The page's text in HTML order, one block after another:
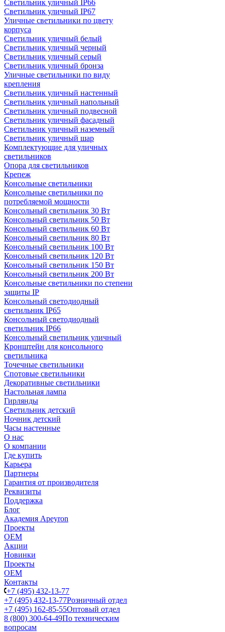
Светильник уличный IP66
Светильник уличный IP67
Уличные светильники по цвету
корпуса
Светильник уличный белый
Светильник уличный черный
Светильник уличный серый
Светильник уличный бронза
Уличные светильники по виду
крепления
Светильник уличный настенный
Светильник уличный напольный
Светильник уличный подвесной
Светильник уличный фасадный
Светильник уличный наземный
Cветильник уличный шар
Комплектующие для уличных
светильников
Опора для светильников
Крепеж
Консольные светильники
Консольные светильники по
потребляемой мощности
Консольный светильник 30 Вт
Консольный светильник 50 Вт
Консольный светильник 60 Вт
Консольный светильник 80 Вт
Консольный светильник 100 Вт
Консольный светильник 120 Вт
Консольный светильник 150 Вт
Консольный светильник 200 Вт
Консольные светильники по степени
защиты IP
Консольный светодиодный
светильник IP65
Консольный светодиодный
светильник IP66
Консольный светильник уличный
Кронштейн для консольного
светильника
Точечные светильники
Спотовые светильники
Декоративные светильники
Настольная лампа
Гирлянды
Светильник детский
Ночник детский
Часы настенные
О нас
О компании
Где купить
Карьера
Партнеры
Гарантия от производителя
Реквизиты
Поддержка
Блог
Академия Apeyron
Проекты
ОЕМ
Акции
Новинки
Проекты
ОЕМ
Контакты
+7 (495) 432-13-77
+7 (495) 432-13-77Розничный отдел
+7 (495) 162-85-55Оптовый отдел
8 (800) 300-64-49По техническим
вопросам